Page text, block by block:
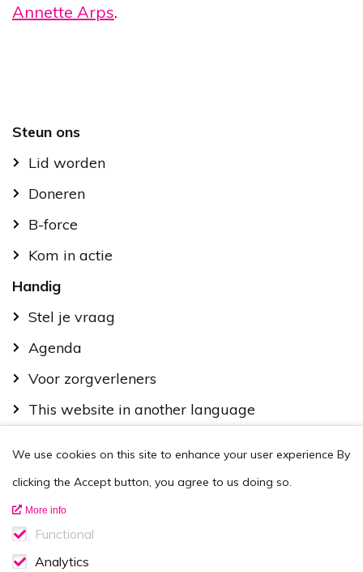
Annette Arps.
Footer
Steun ons
Lid worden
Doneren
B-force
Kom in actie
Handig
Stel je vraag
Agenda
Voor zorgverleners
This website in another language
Contactgegevens
Vacatures
Disclaimer
We use cookies on this site to enhance your user experience By
clicking the Accept button, you agree to us doing so.
More info
Functional
Functionele cookies
Analytics